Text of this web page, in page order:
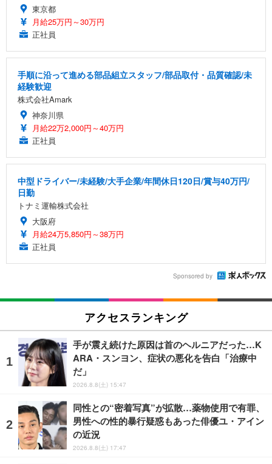
東京都
月給25万円～30万円
正社員
手順に沿って進める部品組立スタッフ/部品取付・品質確認/未
経験歓迎
株式会社Amark
神奈川県
月給22万2,000円～40万円
正社員
中型ドライバー/未経験/大手企業/年間休日120日/賞与40万円/
日勤
トナミ運輸株式会社
大阪府
月給24万5,850円～38万円
正社員
Sponsored by
アクセスランキング
手が震え続けた原因は首のヘルニアだった…K
ARA・スンヨン、症状の悪化を告白「治療中
だ」
2026.8.8(土) 15:47
同性との“密着写真”が拡散…薬物使用で有罪、
男性への性的暴行疑惑もあった俳優ユ・アイン
の近況
2026.8.8(土) 17:47